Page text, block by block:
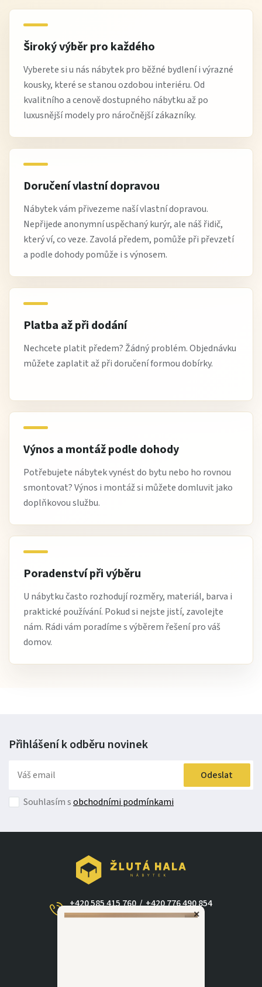
Široký výběr pro každého
Vyberete si u nás nábytek pro běžné bydlení i výrazné
kousky, které se stanou ozdobou interiéru. Od
kvalitního a cenově dostupného nábytku až po
luxusnější modely pro náročnější zákazníky.
Doručení vlastní dopravou
Nábytek vám přivezeme naší vlastní dopravou.
Nepřijede anonymní uspěchaný kurýr, ale náš řidič,
který ví, co veze. Zavolá předem, pomůže při převzetí
a podle dohody pomůže i s výnosem.
Platba až při dodání
Nechcete platit předem? Žádný problém. Objednávku
můžete zaplatit až při doručení formou dobírky.
Výnos a montáž podle dohody
Potřebujete nábytek vynést do bytu nebo ho rovnou
smontovat? Výnos i montáž si můžete domluvit jako
doplňkovou službu.
Poradenství při výběru
U nábytku často rozhodují rozměry, materiál, barva i
praktické používání. Pokud si nejste jistí, zavolejte
nám. Rádi vám poradíme s výběrem řešení pro váš
domov.
Přihlášení k odběru novinek
Odeslat
Souhlasím sobchodními podmínkami
+420 585 415 760
(Po - Ne 09:00-17:30)
/ +420 776 490 854
×